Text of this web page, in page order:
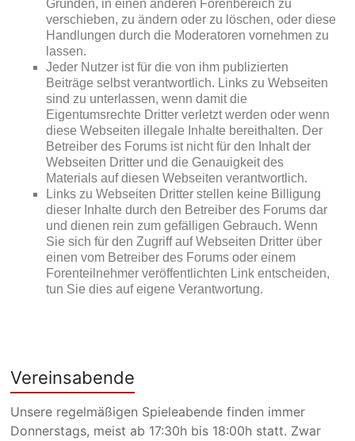
Gründen, in einen anderen Forenbereich zu
verschieben, zu ändern oder zu löschen, oder diese
Handlungen durch die Moderatoren vornehmen zu
lassen.
Jeder Nutzer ist für die von ihm publizierten
Beiträge selbst verantwortlich. Links zu Webseiten
sind zu unterlassen, wenn damit die
Eigentumsrechte Dritter verletzt werden oder wenn
diese Webseiten illegale Inhalte bereithalten. Der
Betreiber des Forums ist nicht für den Inhalt der
Webseiten Dritter und die Genauigkeit des
Materials auf diesen Webseiten verantwortlich.
Links zu Webseiten Dritter stellen keine Billigung
dieser Inhalte durch den Betreiber des Forums dar
und dienen rein zum gefälligen Gebrauch. Wenn
Sie sich für den Zugriff auf Webseiten Dritter über
einen vom Betreiber des Forums oder einem
Forenteilnehmer veröffentlichten Link entscheiden,
tun Sie dies auf eigene Verantwortung.
Vereinsabende
Unsere regelmäßigen Spieleabende finden immer
Donnerstags, meist ab 17:30h bis 18:00h statt. Zwar